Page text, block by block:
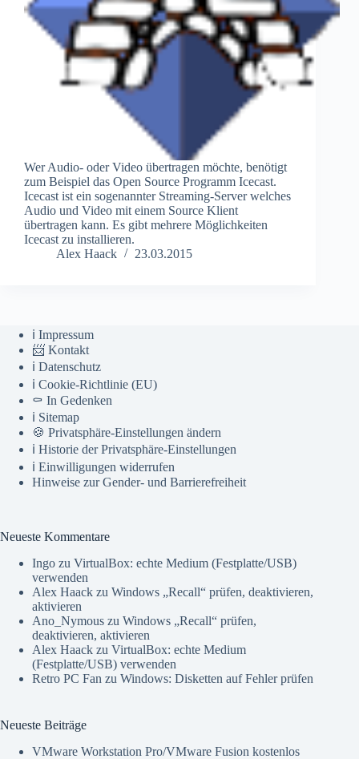
Wer Audio- oder Video übertragen möchte, benötigt
zum Beispiel das Open Source Programm Icecast.
Icecast ist ein sogenannter Streaming-Server welches
Audio und Video mit einem Source Klient
übertragen kann. Es gibt mehrere Möglichkeiten
Icecast zu installieren.
Alex Haack
23.03.2015
ℹ️ Impressum
📨 Kontakt
ℹ️ Datenschutz
ℹ️ Cookie-Richtlinie (EU)
⚰️ In Gedenken
ℹ️ Sitemap
🍪 Privatsphäre-Einstellungen ändern
ℹ️ Historie der Privatsphäre-Einstellungen
ℹ️ Einwilligungen widerrufen
Hinweise zur Gender- und Barrierefreiheit
Neueste Kommentare
Ingo zu VirtualBox: echte Medium (Festplatte/USB)
verwenden
Alex Haack zu Windows „Recall“ prüfen, deaktivieren,
aktivieren
Ano_Nymous zu Windows „Recall“ prüfen,
deaktivieren, aktivieren
Alex Haack zu VirtualBox: echte Medium
(Festplatte/USB) verwenden
Retro PC Fan zu Windows: Disketten auf Fehler prüfen
Neueste Beiträge
VMware Workstation Pro/VMware Fusion kostenlos